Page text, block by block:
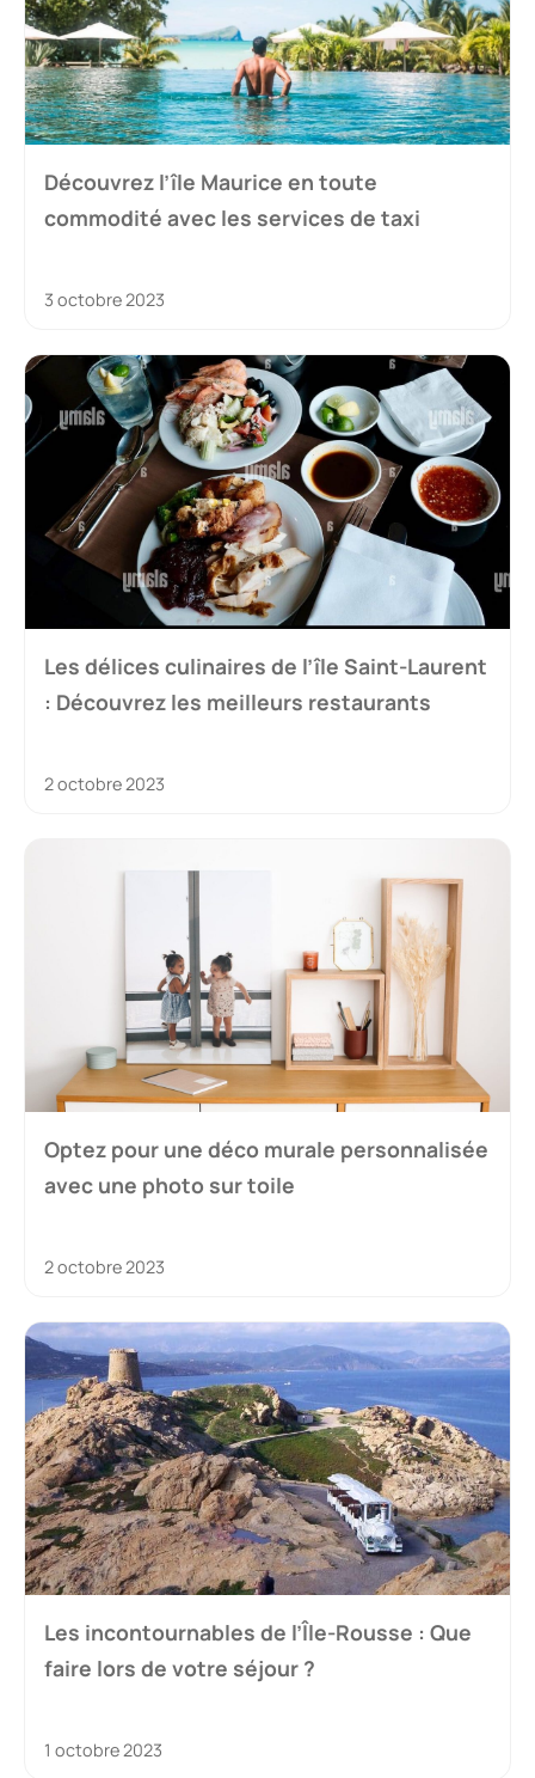
Découvrez l’île Maurice en toute
commodité avec les services de taxi
3 octobre 2023
Les délices culinaires de l’île Saint-Laurent
: Découvrez les meilleurs restaurants
2 octobre 2023
Optez pour une déco murale personnalisée
avec une photo sur toile
2 octobre 2023
Les incontournables de l’Île-Rousse : Que
faire lors de votre séjour ?
1 octobre 2023